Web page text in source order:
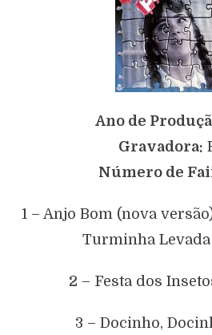
Ano de
Gravadora:
Número de
1 – Anjo Bom (nova
Turminha Levada
2 – Festa dos
3 – Docinho,